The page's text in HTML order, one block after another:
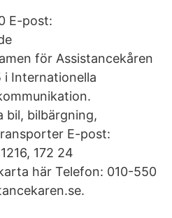
E-post:
för Assistancekåren
i Internationella
bil, bilbärgning,
E-post:
172 24
här Telefon: 010-550